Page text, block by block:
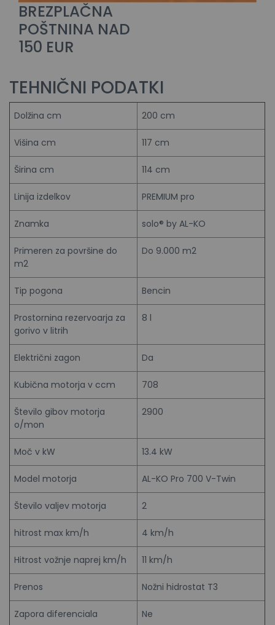
BREZPLAČNA
POŠTNINA NAD
150 EUR
TEHNIČNI PODATKI
Dolžina cm 200 cm
Višina cm 117 cm
Širina cm 114 cm
Linija izdelkov PREMIUM pro
Znamka solo® by AL-KO
Primeren za površine do
m2
Do 9.000 m2
Tip pogona Bencin
Prostornina rezervoarja za
gorivo v litrih
8 l
Električni zagon Da
Kubična motorja v ccm 708
Število gibov motorja
o/mon
2900
Moč v kW 13.4 kW
Model motorja AL-KO Pro 700 V-Twin
Število valjev motorja 2
hitrost max km/h 4 km/h
Hitrost vožnje naprej km/h 11 km/h
Prenos Nožni hidrostat T3
Zapora diferenciala Ne